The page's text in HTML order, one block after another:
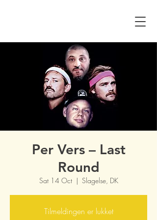
Per Vers – Last
Round
Sat 14 Oct
  |
Slagelse, DK
Tilmeldingen er lukket